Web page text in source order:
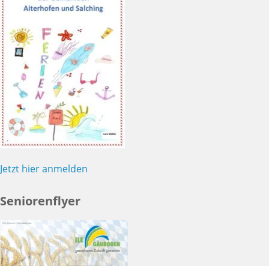
Jetzt hier anmelden
Seniorenflyer